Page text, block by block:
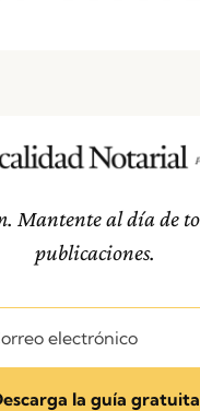
Mantente al día de
publicaciones.